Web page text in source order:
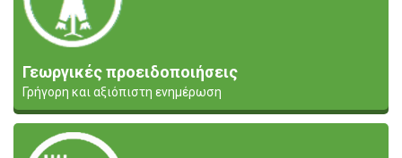
Γεωργικές προειδοποιήσεις
Γρήγορη και αξιόπιστη ενημέρωση